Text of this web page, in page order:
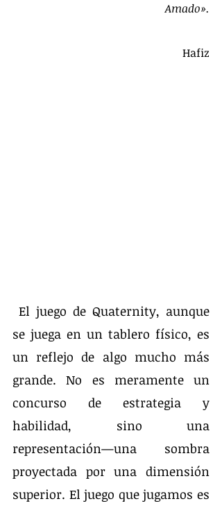
Amado».
Hafiz
se juega en un tablero físico, es
un reflejo de algo mucho más
grande. No es meramente un
concurso de estrategia y
habilidad, sino una
representación—una sombra
proyectada por una dimensión
superior. El juego que jugamos es